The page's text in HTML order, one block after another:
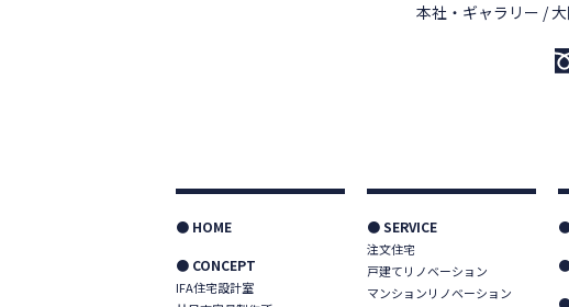
本社・ギャラリー /
● HOME
● CONCEPT
IFA住宅設計室
● SERVICE
注文住宅
戸建てリノベーション
マンションリノベーション